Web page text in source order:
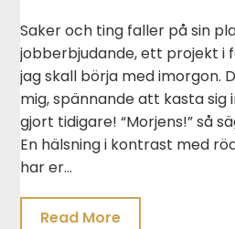
Saker och ting faller på sin
jobberbjudande, ett projekt i
jag skall börja med imorgon.
mig, spännande att kasta sig
gjort tidigare! “Morjens!” så
En hälsning i kontrast med
har er…
Read More